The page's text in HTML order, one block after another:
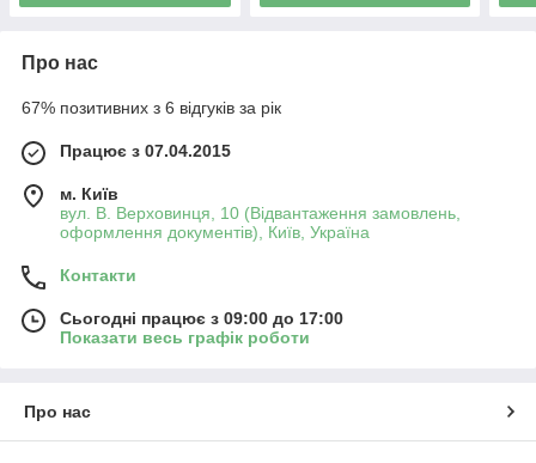
Про нас
67% позитивних з 6 відгуків за рік
Працює з 07.04.2015
м. Київ
вул. В. Верховинця, 10 (Відвантаження замовлень,
оформлення документів), Київ, Україна
Контакти
Сьогодні працює з 09:00 до 17:00
Показати весь графік роботи
Про нас